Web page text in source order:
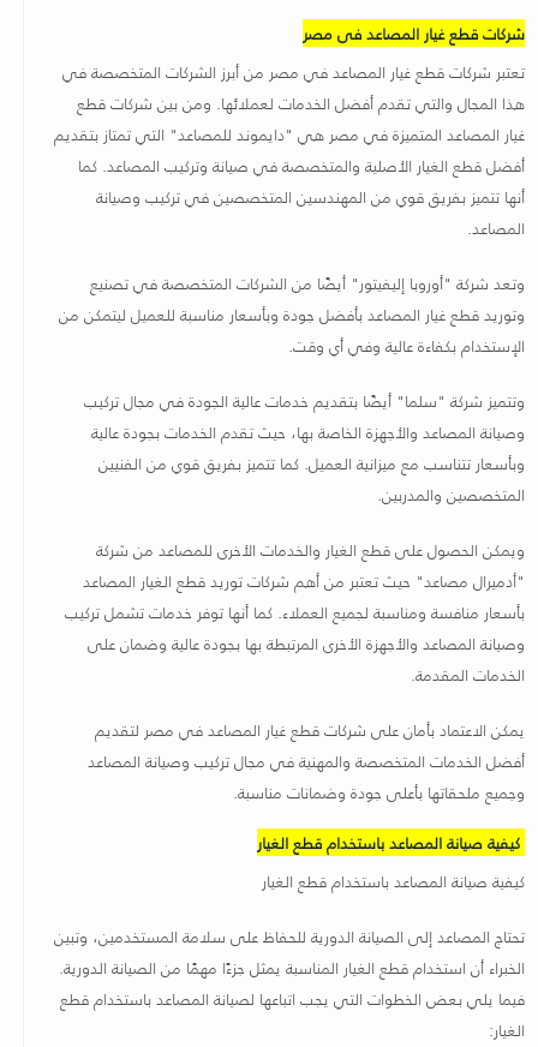
شركات قطع غيار المصاعد فى مصر
تعتبر شركات قطع غيار المصاعد في مصر من أبرز الشركات المتخصصة في
هذا المجال والتي تقدم أفضل الخدمات لعملائها. ومن بين شركات قطع
غيار المصاعد المتميزة في مصر هي "دايموند للمصاعد" التي تمتاز بتقديم
أفضل قطع الغيار الأصلية والمتخصصة في صيانة وتركيب المصاعد. كما
أنها تتميز بفريق قوي من المهندسين المتخصصين في تركيب وصيانة
المصاعد.
وتعد شركة "أوروبا إليفيتور" أيضًا من الشركات المتخصصة في تصنيع
وتوريد قطع غيار المصاعد بأفضل جودة وبأسعار مناسبة للعميل ليتمكن من
الإستخدام بكفاءة عالية وفي أي وقت.
وتتميز شركة "سلما" أيضًا بتقديم خدمات عالية الجودة في مجال تركيب
وصيانة المصاعد والأجهزة الخاصة بها، حيث تقدم الخدمات بجودة عالية
وبأسعار تتناسب مع ميزانية العميل. كما تتميز بفريق قوي من الفنيين
المتخصصين والمدربين.
ويمكن الحصول على قطع الغيار والخدمات الأخرى للمصاعد من شركة
"أدميرال مصاعد" حيث تعتبر من أهم شركات توريد قطع الغيار المصاعد
بأسعار منافسة ومناسبة لجميع العملاء. كما أنها توفر خدمات تشمل تركيب
وصيانة المصاعد والأجهزة الأخرى المرتبطة بها بجودة عالية وضمان على
الخدمات المقدمة.
يمكن الاعتماد بأمان على شركات قطع غيار المصاعد في مصر لتقديم
أفضل الخدمات المتخصصة والمهنية في مجال تركيب وصيانة المصاعد
وجميع ملحقاتها بأعلى جودة وضمانات مناسبة.
كيفية صيانة المصاعد باستخدام قطع الغيار
كيفية صيانة المصاعد باستخدام قطع الغيار
تحتاج المصاعد إلى الصيانة الدورية للحفاظ على سلامة المستخدمين، وتبين
الخبراء أن استخدام قطع الغيار المناسبة يمثل جزءًا مهمًا من الصيانة الدورية.
فيما يلي بعض الخطوات التي يجب اتباعها لصيانة المصاعد باستخدام قطع
الغيار: